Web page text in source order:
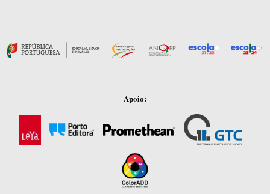
Apoio: